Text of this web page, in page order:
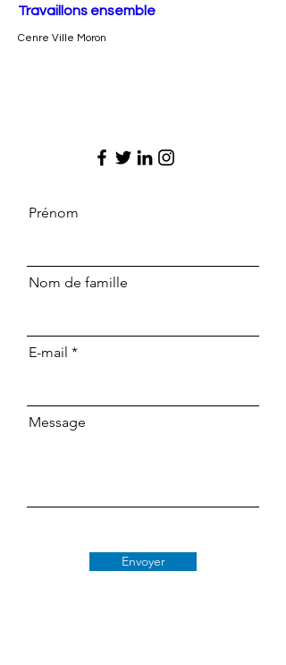
Travaillons ensemble
Cenre Ville Moron
Prénom
Nom de famille
E-mail
Message
Envoyer